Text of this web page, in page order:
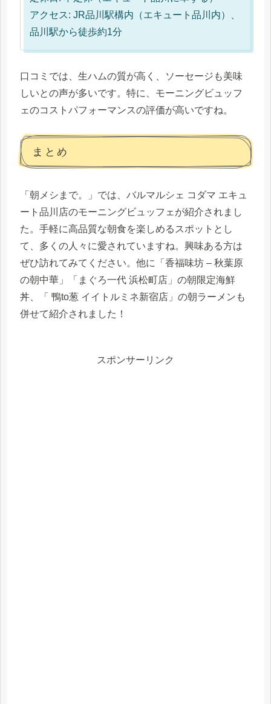
アクセス: JR品川駅構内（エキュート品川内）、
品川駅から徒歩約1分
口コミでは、生ハムの質が高く、ソーセージも美味
しいとの声が多いです。特に、モーニングビュッフ
ェのコストパフォーマンスの評価が高いですね。
まとめ
「朝メシまで。」では、バルマルシェ コダマ エキュ
ート品川店のモーニングビュッフェが紹介されまし
た。手軽に高品質な朝食を楽しめるスポットとし
て、多くの人々に愛されていますね。興味ある方は
ぜひ訪れてみてください。他に「香福味坊 – 秋葉原
の朝中華」「まぐろ一代 浜松町店」の朝限定海鮮
丼、「 鴨to葱 イイトルミネ新宿店」の朝ラーメンも
併せて紹介されました！
スポンサーリンク